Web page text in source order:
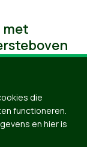
met
die
functioneren.
en hier is